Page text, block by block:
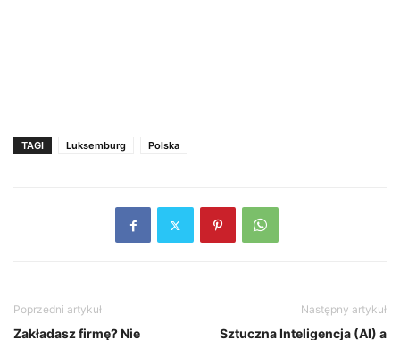
TAGI Luksemburg Polska
Poprzedni artykuł
Zakładasz firmę? Nie
Następny artykuł
Sztuczna Inteligencja (AI) a